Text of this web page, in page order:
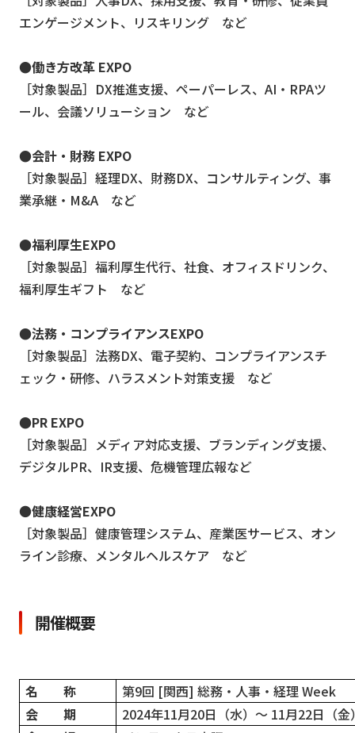
エンゲージメント、リスキリング など
●働き方改革 EXPO
［対象製品］DX推進支援、ペーパーレス、AI・RPAツ
ール、会議ソリューション など
●会計・財務 EXPO
［対象製品］経理DX、財務DX、コンサルティング、事
業承継・M&A など
●福利厚生EXPO
［対象製品］福利厚生代行、社食、オフィスドリンク、
福利厚生ギフト など
●法務・コンプライアンスEXPO
［対象製品］法務DX、電子契約、コンプライアンスチ
ェック・研修、ハラスメント対策支援 など
●PR EXPO
［対象製品］メディア対応支援、ブランディング支援、
デジタルPR、IR支援、危機管理広報など
●健康経営EXPO
［対象製品］健康管理システム、産業医サービス、オン
ライン診療、メンタルヘルスケア など
開催概要
名 称
第9回 [関西] 総務・人事・経理 Week
会 期
2024年11月20日（水）～ 11月22日（金